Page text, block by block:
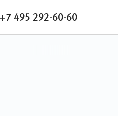
+7 495 292-60-60